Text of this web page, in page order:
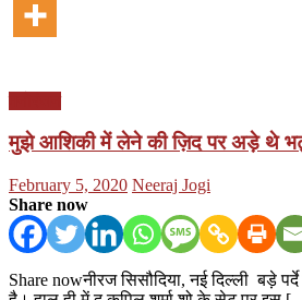
मुझे आशिकी में लेने की ज़िद पर अड़े थे
Posted
on
February 5, 2020 Author
Neeraj Jogi
Share now
Share nowनीरज सिसौदिया, नई दिल्ली बड़े